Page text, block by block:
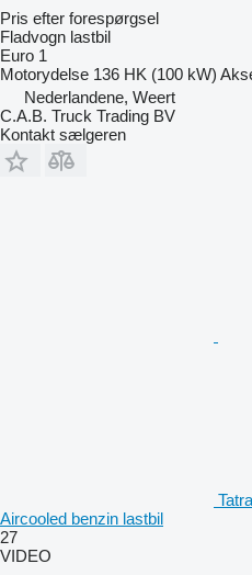
Pris efter forespørgsel
Fladvogn lastbil
Euro 1
Motorydelse 136 HK (100 kW)
Nederlandene, Weert
C.A.B. Truck Trading BV
Kontakt sælgeren
Aircooled benzin lastbil
27
VIDEO